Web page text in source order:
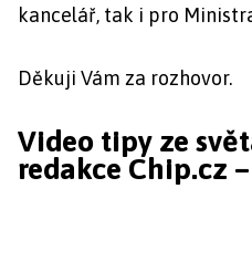
kancelář, tak i pro
Děkuji Vám za rozhovor.
Video tipy ze
redakce Chip.cz –